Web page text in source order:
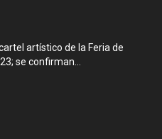
artístico de la Feria de
se confirman...